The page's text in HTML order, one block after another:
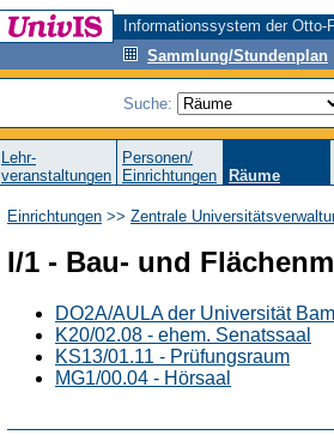
Informationssystem der
Sammlung/Stundenplan
Suche:
Lehr-
veranstaltungen
Personen/
Einrichtungen
Räume
Einrichtungen >> Zentrale
I/1 - Bau- und
DO2A/AULA der Universität
K20/02.08 - ehem. Senatssaal
KS13/01.11 - Prüfungsraum
MG1/00.04 - Hörsaal